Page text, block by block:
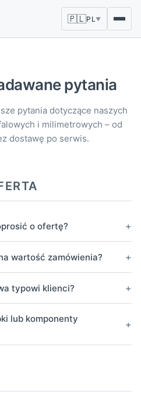
🇵🇱PL ▼
pytania
pytania dotyczące naszych
i milimetrowych – od
dostawę po serwis.
o ofertę? +
wartość zamówienia? +
typowi klienci? +
lub komponenty
+